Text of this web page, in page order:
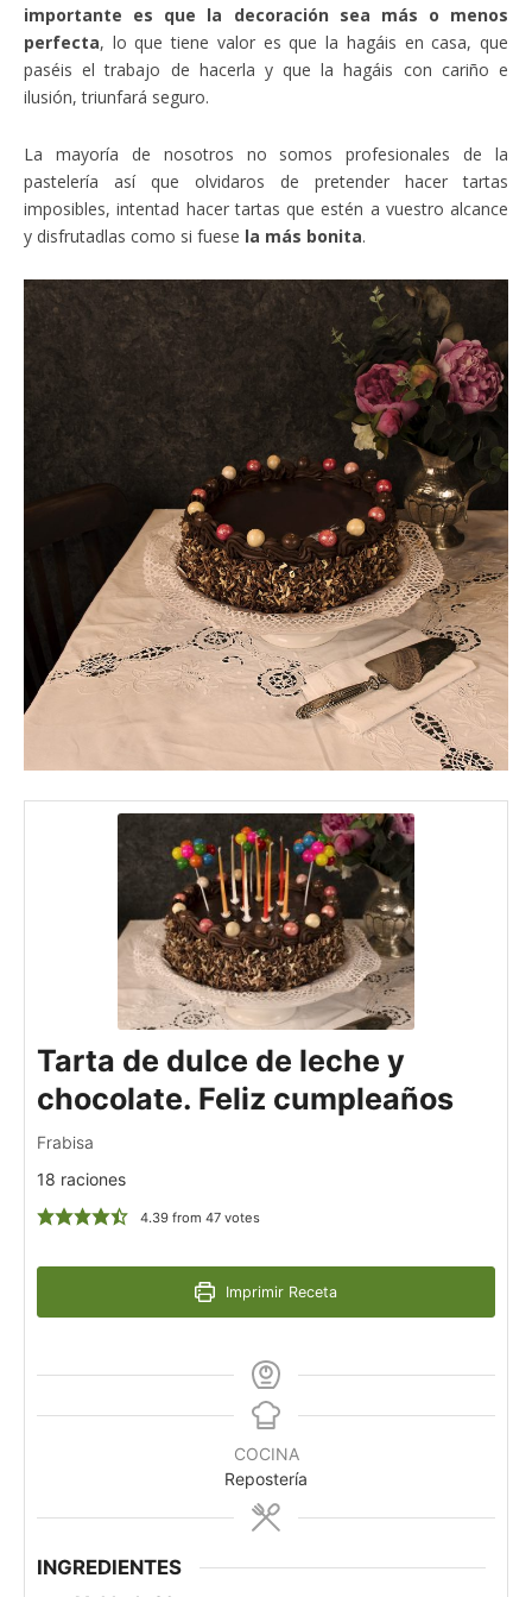
importante es que la decoración sea más o menos
perfecta, lo que tiene valor es que la hagáis en casa, que
paséis el trabajo de hacerla y que la hagáis con cariño e
ilusión, triunfará seguro.
La mayoría de nosotros no somos profesionales de la
pastelería así que olvidaros de pretender hacer tartas
imposibles, intentad hacer tartas que estén a vuestro alcance
y disfrutadlas como si fuese la más bonita.
Tarta de dulce de leche y
chocolate. Feliz cumpleaños
Frabisa
18 raciones
4.39from 47votes
Imprimir Receta
COCINA
Repostería
INGREDIENTES